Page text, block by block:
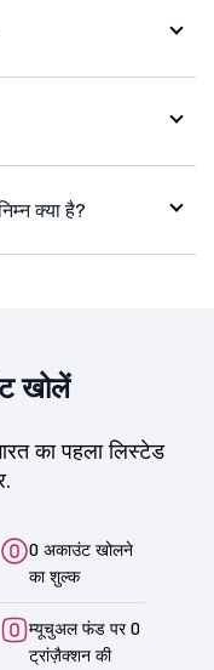
क्या है?
खोलें
का पहला लिस्टेड
0 अकाउंट खोलने
का शुल्क
म्यूचुअल फंड पर 0
ट्रांज़ैक्शन की